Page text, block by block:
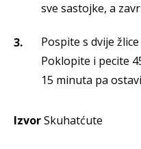
sve sastojke, a
Pospite s dvije
Poklopite i pecite
15 minuta pa
IzvorSkuhatćute